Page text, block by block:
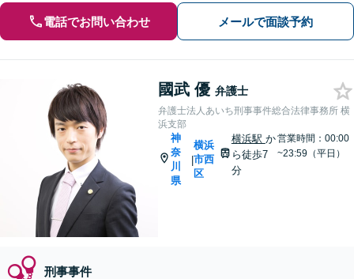
電話でお問い合わせ メールで面談予約
國武 優 弁護士
弁護士法人あいち刑事事件総合法律事務所 横
浜支部
神
奈
川
県
|
横浜
市西
区
横浜駅 か
ら徒歩7
分
営業時間：00:00
~23:59（平日）
刑事事件